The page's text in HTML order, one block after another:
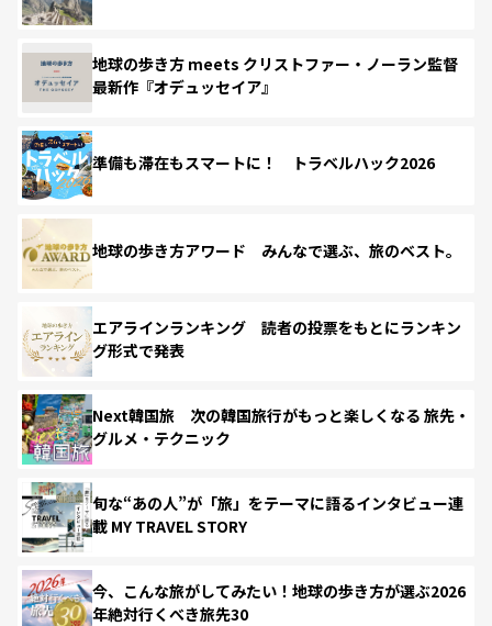
地球の歩き方 meets クリストファー・ノーラン監督
最新作『オデュッセイア』
準備も滞在もスマートに！ トラベルハック2026
地球の歩き方アワード みんなで選ぶ、旅のベスト。
エアラインランキング 読者の投票をもとにランキン
グ形式で発表
Next韓国旅 次の韓国旅行がもっと楽しくなる 旅先・
グルメ・テクニック
旬な“あの人”が「旅」をテーマに語るインタビュー連
載 MY TRAVEL STORY
今、こんな旅がしてみたい！地球の歩き方が選ぶ2026
年絶対行くべき旅先30